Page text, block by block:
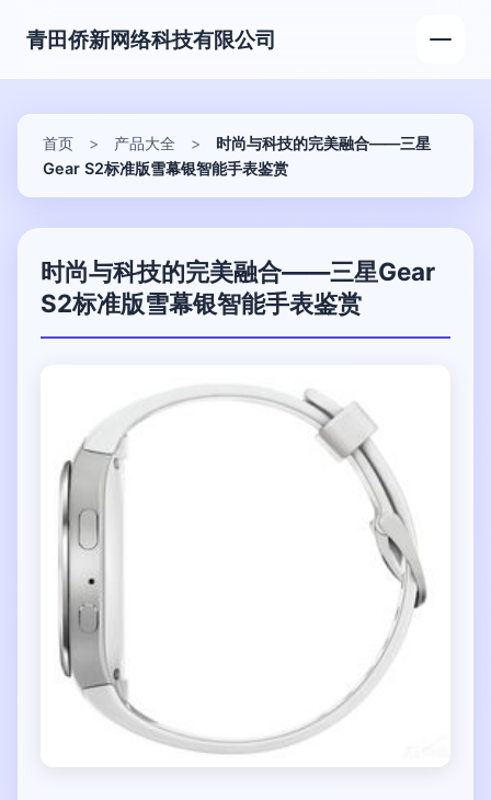
青田侨新网络科技有限公司
首页 > 产品大全 >
时尚与科技的完美融合——三星
Gear S2标准版雪幕银智能手表鉴赏
时尚与科技的完美融合——三星Gear
S2标准版雪幕银智能手表鉴赏